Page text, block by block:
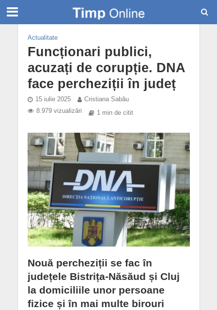
Actualitate
Funcționari publici,
acuzați de corupție. DNA
face percheziții în județ
15 iulie 2025
Cristiana Sabău
8.979 vizualizări
1 min de citit
Nouă percheziții se fac în
județele Bistrița-Năsăud și Cluj
la domiciliile unor persoane
fizice și în mai multe birouri